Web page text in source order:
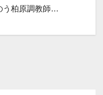
う柏原調教師…